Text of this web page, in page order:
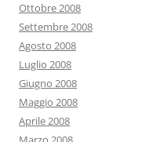
Ottobre 2008
Settembre 2008
Agosto 2008
Luglio 2008
Giugno 2008
Maggio 2008
Aprile 2008